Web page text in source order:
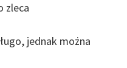
zleca
jednak można